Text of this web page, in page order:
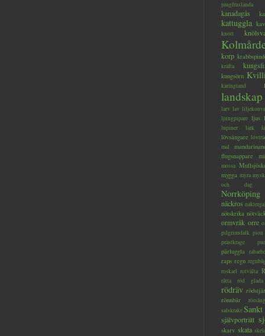
jungfruslända
kanadagås
kattuggla
knott
korp
kräfta
kungsörn
käringtand
landskap
larv lav
ljungpipare ljus
lupiner lärk
lövsångare
mal
flugsnappare
mossa
mygga myra
och dag
Norrköping
näckros
nötskrika
ormvråk orre
pilgrimsfalk pion
prästkrage
pärluggla
raps regn
roskarl rotvälta
råtta röd glada
rödräv
rönnbär
salskrake
självporträtt
skarv skata